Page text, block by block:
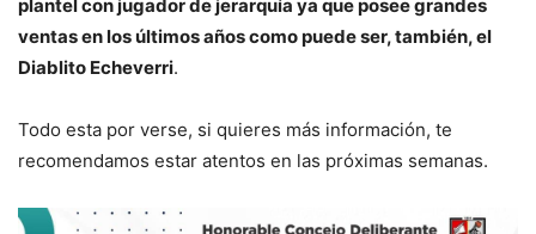
plantel con jugador de jerarquía ya que posee grandes
ventas en los últimos años como puede ser, también, el
Diablito Echeverri.
Todo esta por verse, si quieres más información, te
recomendamos estar atentos en las próximas semanas.